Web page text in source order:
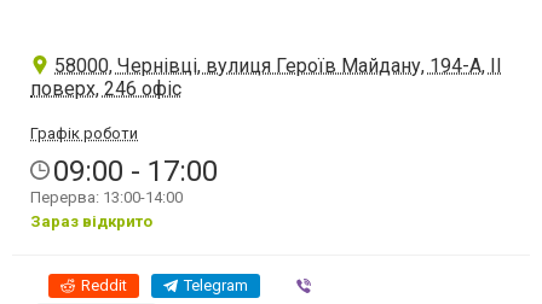
58000, Чернівці, вулиця Героїв Майдану, 194-А, ІІ
поверх, 246 офіс
Графік роботи
09:00 - 17:00
Перерва: 13:00-14:00
Зараз відкрито
Reddit Telegram